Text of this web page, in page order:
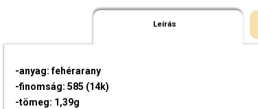
Leírás
-anyag: fehérarany
-finomság: 585 (14k)
-tömeg: 1,39g